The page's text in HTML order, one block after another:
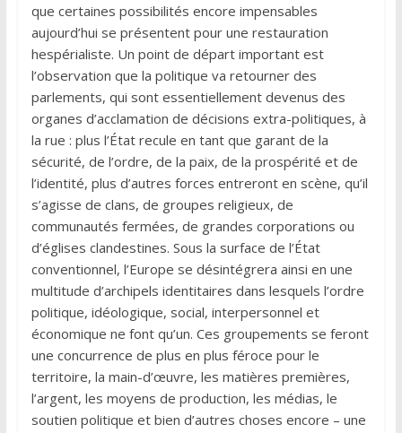
que certaines possibilités encore impensables
aujourd’hui se présentent pour une restauration
hespérialiste. Un point de départ important est
l’observation que la politique va retourner des
parlements, qui sont essentiellement devenus des
organes d’acclamation de décisions extra-politiques, à
la rue : plus l’État recule en tant que garant de la
sécurité, de l’ordre, de la paix, de la prospérité et de
l’identité, plus d’autres forces entreront en scène, qu’il
s’agisse de clans, de groupes religieux, de
communautés fermées, de grandes corporations ou
d’églises clandestines. Sous la surface de l’État
conventionnel, l’Europe se désintégrera ainsi en une
multitude d’archipels identitaires dans lesquels l’ordre
politique, idéologique, social, interpersonnel et
économique ne font qu’un. Ces groupements se feront
une concurrence de plus en plus féroce pour le
territoire, la main-d’œuvre, les matières premières,
l’argent, les moyens de production, les médias, le
soutien politique et bien d’autres choses encore – une